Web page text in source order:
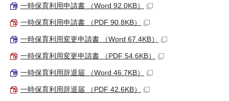
一時保育利用申請書 （Word 92.0KB）
一時保育利用申請書 （PDF 90.8KB）
一時保育利用変更申請書 （Word 67.4KB）
一時保育利用変更申請書 （PDF 54.6KB）
一時保育利用辞退届 （Word 46.7KB）
一時保育利用辞退届 （PDF 42.6KB）